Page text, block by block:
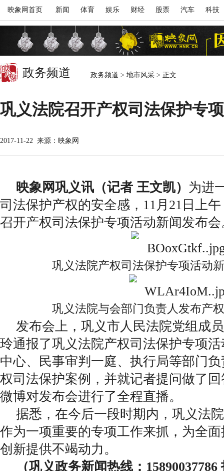
映象网首页 新闻 体育 娱乐 财经 股票 汽车 科技
政务频道 政务频道 > 地市风采 > 正文
巩义法院召开产权司法保护专
2017-11-22 来源：映象网
映象网巩义讯（记者 王文凯） 为进
司法保护产权的安全感，11月21日上
召开产权司法保护专项活动新闻发布会
巩义法院产权司法保护专项活动
巩义法院与会部门负责人发布产
发布会上，巩义市人民法院党组成
玲通报了巩义法院产权司法保护专项
中心、民事审判一庭、执行局等部门
权司法保护案例，并就记者提问做了
微博对发布会进行了全程直播。
据悉，在今后一段时期内，巩义法
作为一项重要的专项工作来抓，为全
创新提供不竭动力。
（巩义政务新闻热线：